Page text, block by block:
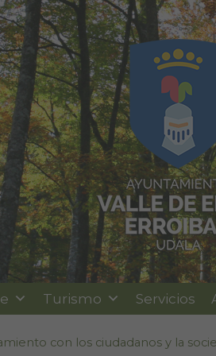
Turismo Servicios
con los ciudadanos y la